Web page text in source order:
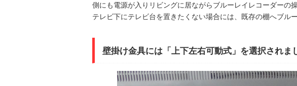
側にも電源が入りリビングに居ながらブルーレイレコーダーの
テレビ下にテレビ台を置きたくない場合には、既存の棚へブル
壁掛け金具には「上下左右可動式」を選択されま